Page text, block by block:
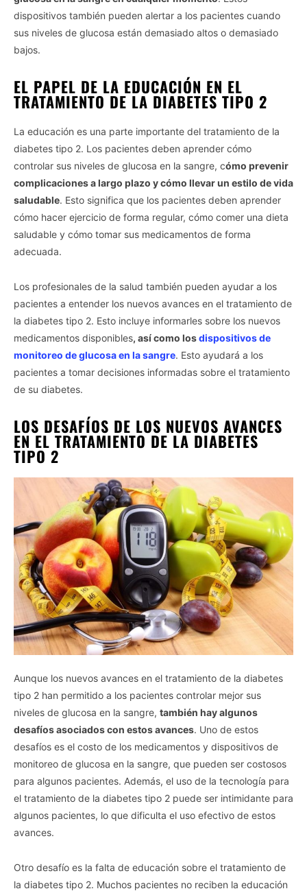
dispositivos también pueden alertar a los pacientes cuando
sus niveles de glucosa están demasiado altos o demasiado
bajos.
EL PAPEL DE LA EDUCACIÓN EN EL
TRATAMIENTO DE LA DIABETES TIPO 2
La educación es una parte importante del tratamiento de la
diabetes tipo 2. Los pacientes deben aprender cómo
controlar sus niveles de glucosa en la sangre, cómo prevenir
complicaciones a largo plazo y cómo llevar un estilo de vida
saludable. Esto significa que los pacientes deben aprender
cómo hacer ejercicio de forma regular, cómo comer una dieta
saludable y cómo tomar sus medicamentos de forma
adecuada.
Los profesionales de la salud también pueden ayudar a los
pacientes a entender los nuevos avances en el tratamiento de
la diabetes tipo 2. Esto incluye informarles sobre los nuevos
medicamentos disponibles, así como losdispositivos de
monitoreo de glucosa en la sangre. Esto ayudará a los
pacientes a tomar decisiones informadas sobre el tratamiento
de su diabetes.
LOS DESAFÍOS DE LOS NUEVOS AVANCES
EN EL TRATAMIENTO DE LA DIABETES
TIPO 2
Aunque los nuevos avances en el tratamiento de la diabetes
tipo 2 han permitido a los pacientes controlar mejor sus
niveles de glucosa en la sangre, también hay algunos
desafíos asociados con estos avances. Uno de estos
desafíos es el costo de los medicamentos y dispositivos de
monitoreo de glucosa en la sangre, que pueden ser costosos
para algunos pacientes. Además, el uso de la tecnología para
el tratamiento de la diabetes tipo 2 puede ser intimidante para
algunos pacientes, lo que dificulta el uso efectivo de estos
avances.
Otro desafío es la falta de educación sobre el tratamiento de
la diabetes tipo 2. Muchos pacientes no reciben la educación